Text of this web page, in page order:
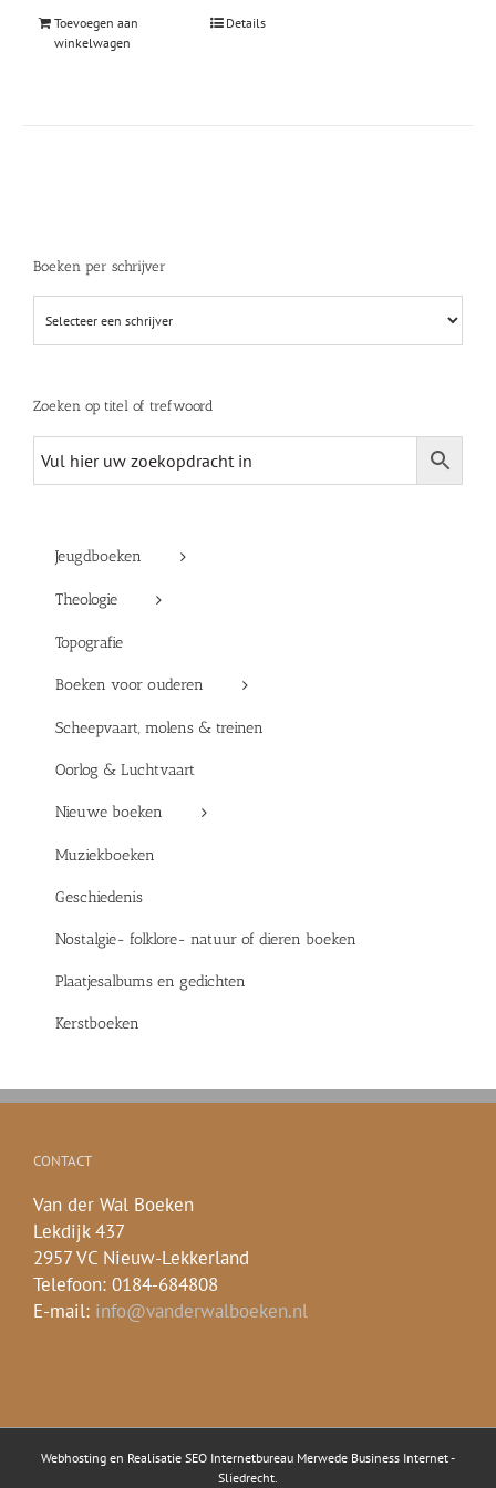
Toevoegen aan
winkelwagen
Details
Boeken per schrijver
Zoeken op titel of trefwoord
Jeugdboeken
Theologie
Topografie
Boeken voor ouderen
Scheepvaart, molens & treinen
Oorlog & Luchtvaart
Nieuwe boeken
Muziekboeken
Geschiedenis
Nostalgie- folklore- natuur of dieren boeken
Plaatjesalbums en gedichten
Kerstboeken
CONTACT
Van der Wal Boeken
Lekdijk 437
2957 VC Nieuw-Lekkerland
Telefoon: 0184-684808
E-mail: info@vanderwalboeken.nl
Webhosting en Realisatie SEO Internetbureau Merwede Business Internet -
Sliedrecht